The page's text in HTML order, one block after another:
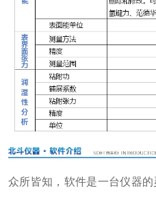
众所皆知，软件是一台仪器